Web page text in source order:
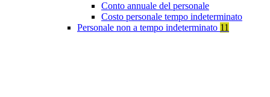
Conto annuale del personale
Costo personale tempo indeterminato
Personale non a tempo indeterminato 11